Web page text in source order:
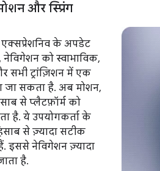
और स्प्रिंग
एक्सप्रेशनिव के अपडेट
को स्वाभाविक,
सभी ट्रांज़िशन में एक
जा सकता है. अब मोशन,
से प्लैटफ़ॉर्म को
है. ये उपयोगकर्ता के
से ज़्यादा सटीक
इससे नेविगेशन ज़्यादा
है.